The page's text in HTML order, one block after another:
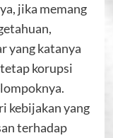
jika memang
yang katanya
korupsi
kebijakan yang
terhadap